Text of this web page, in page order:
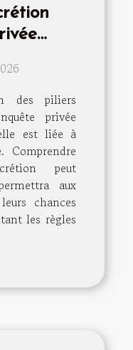
des piliers
privée
est liée à
Comprendre
peut
aux
chances
les règles